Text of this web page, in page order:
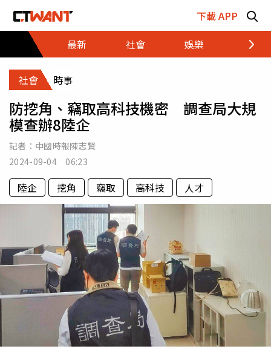
下載 APP
最新
社會 娛樂 財經
社會 時事
防挖角、竊取高科技機密 調查局大規
模查辦8陸企
記者： 中國時報陳志賢
2024-09-04 06:23
陸企 挖角 竊取 高科技 人才